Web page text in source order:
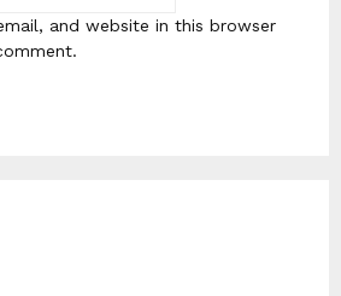
and website in this browser